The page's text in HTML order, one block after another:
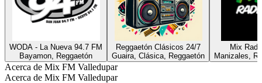
WODA - La Nueva 94.7 FM
Bayamon, Reggaetón
Reggaetón Clásicos 24/7
Guaira, Clásica, Reggaetón
Mix
Manizales,
Acerca de Mix FM Valledupar
Acerca de Mix FM Valledupar